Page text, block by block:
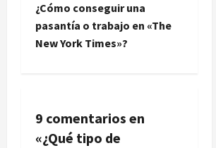
e
g
i
¿Cómo conseguir una
pasantía o trabajo en «The
New York Times»?
9 comentarios en
«¿Qué tipo de